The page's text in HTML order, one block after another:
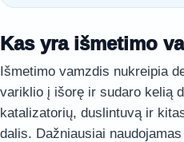
Kas yra išmetimo
Išmetimo vamzdis nukreipia
variklio į išorę ir sudaro kelią
katalizatorių, duslintuvą ir
dalis. Dažniausiai